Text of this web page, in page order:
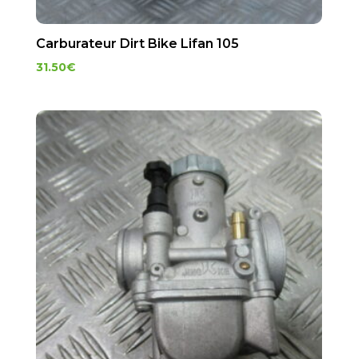
Carburateur Dirt Bike Lifan 105
31.50€